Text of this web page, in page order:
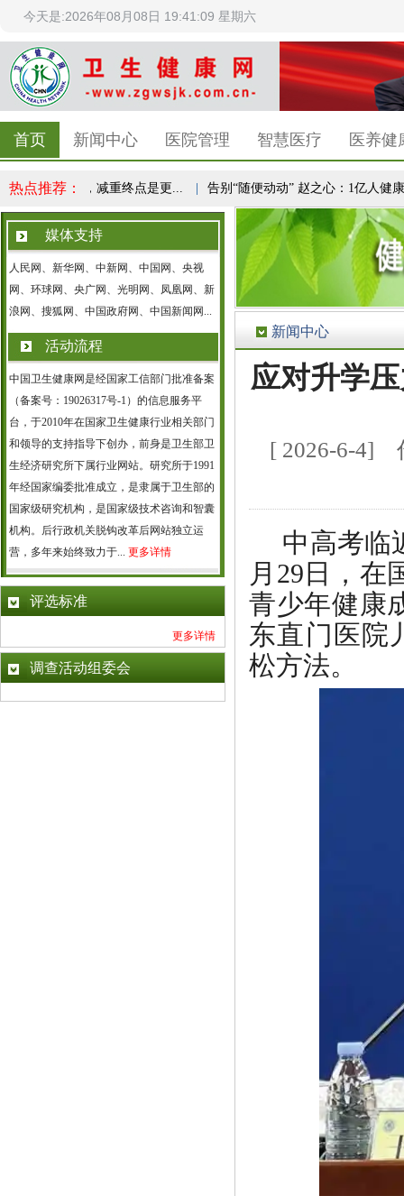
今天是:2026年08月08日 19:41:09 星期六
首页 新闻中心 医院管理 智慧医疗 医养健
热点推荐：
民健康共识，减重终点是更... | 告别“随便动动” 赵之心：1亿人健康
媒体支持
人民网、新华网、中新网、中国网、央视
网、环球网、央广网、光明网、凤凰网、新
浪网、搜狐网、中国政府网、中国新闻网...
活动流程
中国卫生健康网是经国家工信部门批准备案
（备案号：19026317号-1）的信息服务平
台，于2010年在国家卫生健康行业相关部门
和领导的支持指导下创办，前身是卫生部卫
生经济研究所下属行业网站。研究所于1991
年经国家编委批准成立，是隶属于卫生部的
国家级研究机构，是国家级技术咨询和智囊
机构。后行政机关脱钩改革后网站独立运
营，多年来始终致力于... 更多详情
评选标准
更多详情
调查活动组委会
新闻中心
应对升学
[ 2026-6-4]
中高考临
月29日，在
青少年健康
东直门医院
松方法。